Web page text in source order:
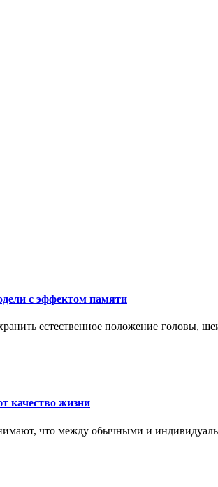
с эффектом памяти
естественное положение головы,
качество жизни
что между обычными и